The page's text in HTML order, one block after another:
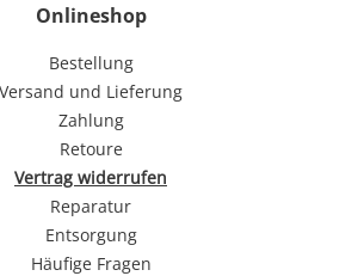
Onlineshop
Bestellung
Versand und Lieferung
Zahlung
Retoure
Vertrag widerrufen
Reparatur
Entsorgung
Häufige Fragen